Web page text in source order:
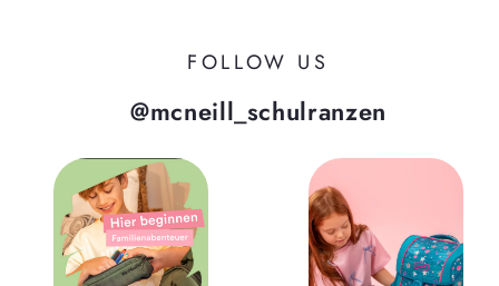
FOLLOW US
@mcneill_schulranzen